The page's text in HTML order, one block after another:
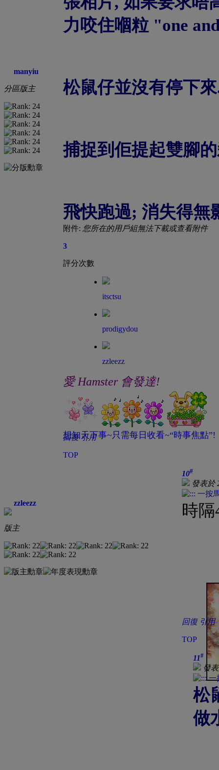
manyiu
分區版主
力咬住嗰粒 "one
松鼠仔並沒有停下
捕捉到佢提起雙腳
飛快跑過; 消失得無
附件: 您所在的用戶組無法下載或查看附件
3
評分次數
itsctsu
prodigydou
zzleezz
愛 Hamster 會發達!
想知天下事~只需每日收看~“時事焦點”!
回復 引用
TOP
zzleezz
版主
10#
發表於
時
回復 引用
TOP
11#
發
松
做